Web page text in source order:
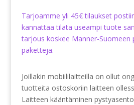
Tarjoamme yli 45€ tilaukset
kannattaa tilata useampi tuote
tarjous koskee Manner-Suomeen
paketteja.
Joillakin mobiililaitteilla on ollut
tuotteita ostoskoriin laitteen
Laitteen kääntäminen